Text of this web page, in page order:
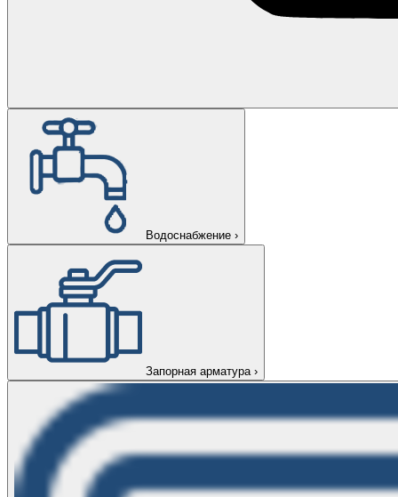
Водоснабжение ›
Запорная арматура ›